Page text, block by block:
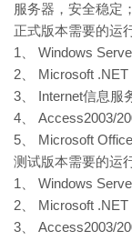
服务器，安全稳定；
正式版本需要的运
1、 Windows
2、 Microsoft
3、 Internet信息服
4、 Access2003/
5、 Microsoft
测试版本需要的运
1、 Windows
2、 Microsoft
3、 Access2003/